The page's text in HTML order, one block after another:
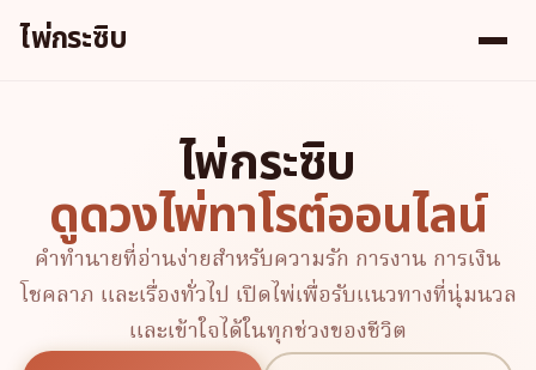
ไพ่กระซิบ
ไพ่กระซิบ
ดูดวงไพ่ทาโรต์ออนไลน์
คำทำนายที่อ่านง่ายสำหรับความรัก การงาน การเงิน
โชคลาภ และเรื่องทั่วไป เปิดไพ่เพื่อรับแนวทางที่นุ่มนวล
และเข้าใจได้ในทุกช่วงของชีวิต